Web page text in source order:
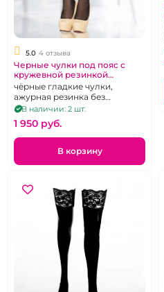
5.0 4 отзыва
Черные чулки под пояс с
кружевной резинкой
«SoftLine».
чёрные гладкие чулки,
ажурная резинка без
силикона, р. 6.
В наличии: 2 шт.
1 950 pуб.
В корзину